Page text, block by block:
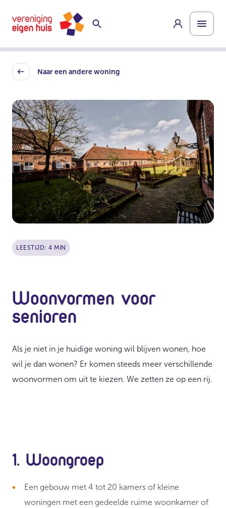
naar
hoofdinhoud
Homepage
Back
Naar een andere woning
LEESTIJD: 4 MIN
Woonvormen voor
senioren
Als je niet in je huidige woning wil blijven wonen, hoe
wil je dan wonen? Er komen steeds meer verschillende
woonvormen om uit te kiezen. We zetten ze op een rij.
1. Woongroep
Een gebouw met 4 tot 20 kamers of kleine
woningen met een gedeelde ruime woonkamer of